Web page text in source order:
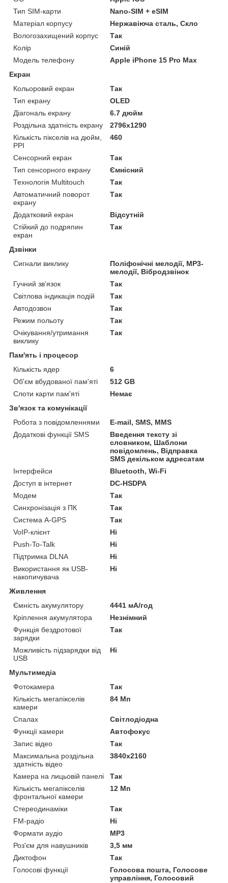
Тип SIM-карти
Nano-SIM + eSIM
Матеріал корпусу
Нержавіюча сталь, Скло
Вологозахищений корпус
Так
Колір
Синій
Модель телефону
Apple iPhone 15 Pro Max
Екран
Кольоровий екран
Так
Тип екрану
OLED
Діагональ екрану
6.7 дюйм
Роздільна здатність екрану
2796x1290
Кількість пікселів на дюйм,
PPI
460
Сенсорний екран
Так
Тип сенсорного екрану
Ємнісний
Технологія Multitouch
Так
Автоматичний поворот
екрану
Так
Додатковий екран
Відсутній
Стійкий до подряпин
екран
Так
Дзвінки
Сигнали виклику
Поліфонічні мелодії, MP3-
мелодії, Вібродзвінок
Гучний зв'язок
Так
Світлова індикація подій
Так
Автодозвон
Так
Режим польоту
Так
Очікування/утримання
виклику
Так
Пам'ять і процесор
Кількість ядер
6
Об'єм вбудованої пам'яті
512 GB
Слоти карти пам'яті
Немає
Зв'язок та комунікації
Робота з повідомленнями
E-mail, SMS, MMS
Додаткові функції SMS
Введення тексту зі
словником, Шаблони
повідомлень, Відправка
SMS декільком адресатам
Інтерфейси
Bluetooth, Wi-Fi
Доступ в інтернет
DC-HSDPA
Модем
Так
Синхронізація з ПК
Так
Система A-GPS
Так
VoIP-клієнт
Ні
Push-To-Talk
Ні
Підтримка DLNA
Ні
Використання як USB-
накопичувача
Ні
Живлення
Ємність акумулятору
4441 мА/год
Кріплення акумулятора
Незнімний
Функція бездротової
зарядки
Так
Можливість підзарядки від
USB
Ні
Мультимедіа
Фотокамера
Так
Кількість мегапікселів
камери
84 Мп
Спалах
Світлодіодна
Функції камери
Автофокус
Запис відео
Так
Максимальна роздільна
здатність відео
3840x2160
Камера на лицьовій панелі
Так
Кількість мегапікселів
фронтальної камери
12 Мп
Стереодинаміки
Так
FM-радіо
Ні
Формати аудіо
MP3
Роз'єм для навушників
3,5 мм
Диктофон
Так
Голосові функції
Голосова пошта, Голосове
управління, Голосовий